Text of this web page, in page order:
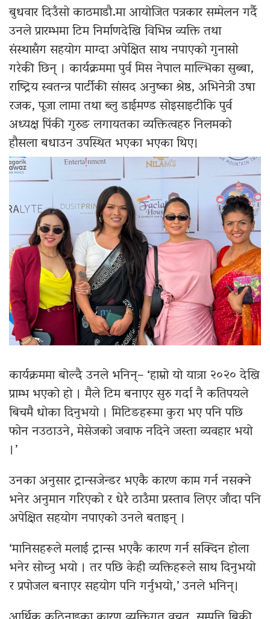
बुधवार दिउँसो काठमाडौ.मा आयोजित पत्रकार सम्मेलन गर्दै
उनले प्रारम्भमा टिम निर्माणदेखि विभिन्न व्यक्ति तथा
संस्थासँग सहयोग माग्दा अपेक्षित साथ नपाएको गुनासो
गरेकी छिन् । कार्यक्रममा पुर्व मिस नेपाल माल्भिका सुब्बा,
राष्ट्रिय स्वतन्त्र पार्टीकी सांसद अनुष्का श्रेष्ठ, अभिनेत्री उषा
रजक, पूजा लामा तथा ब्लु डाईमण्ड सोइसाइटीकि पुर्व
अध्यक्ष पिंकी गुरुङ लगायतका व्यक्तित्वहरु निलमको
हौसला बधाउन उपस्थित भएका भएका थिए।
कार्यक्रममा बोल्दै उनले भनिन्– ‘हाम्रो यो यात्रा २०२० देखि
प्राम्भ भएको हो । मैले टिम बनाएर सुरु गर्दा नै कतिपयले
बिचमै धोका दिनुभयो । मिटिङहरूमा कुरा भए पनि पछि
फोन नउठाउने, मेसेजको जवाफ नदिने जस्ता व्यवहार भयो
।’
उनका अनुसार ट्रान्सजेन्डर भएकै कारण काम गर्न नसक्ने
भनेर अनुमान गरिएको र धेरै ठाउँमा प्रस्ताव लिएर जाँदा पनि
अपेक्षित सहयोग नपाएको उनले बताइन् ।
‘मानिसहरूले मलाई ट्रान्स भएकै कारण गर्न सक्दिन होला
भनेर सोच्नु भयो । तर पछि केही व्यक्तिहरूले साथ दिनुभयो
र प्रपोजल बनाएर सहयोग पनि गर्नुभयो,’ उनले भनिन्।